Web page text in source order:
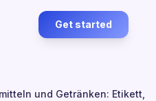
Get started
und Getränken: Etikett,